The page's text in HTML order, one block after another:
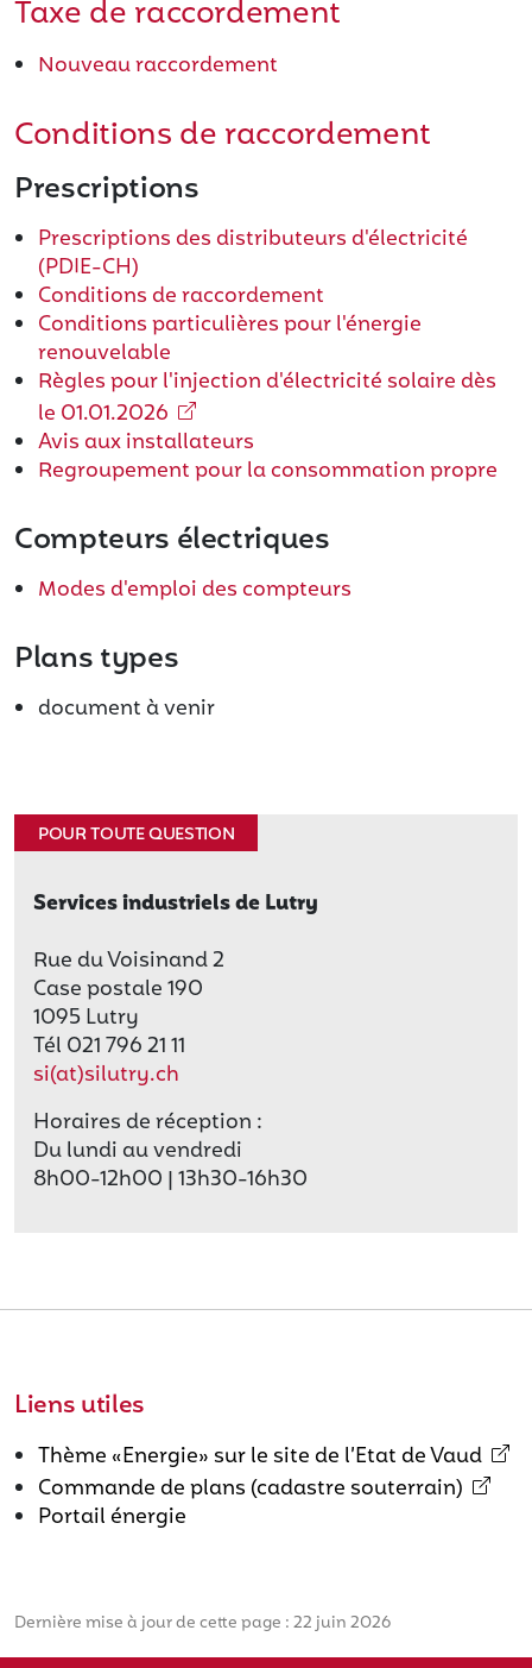
Taxe de raccordement
Nouveau raccordement
Conditions de raccordement
Prescriptions
Prescriptions des distributeurs d'électricité
(PDIE-CH)
Conditions de raccordement
Conditions particulières pour l'énergie
renouvelable
Règles pour l'injection d'électricité solaire dès
le 01.01.2026
Avis aux installateurs
Regroupement pour la consommation propre
Compteurs électriques
Modes d'emploi des compteurs
Plans types
document à venir
POUR TOUTE QUESTION
Services industriels de Lutry
Rue du Voisinand 2
Case postale 190
1095 Lutry
Tél 021 796 21 11
si(at)silutry.ch
Horaires de réception :
Du lundi au vendredi
8h00-12h00 | 13h30-16h30
Liens utiles
Thème «Energie» sur le site de l’Etat de Vaud
Commande de plans (cadastre souterrain)
Portail énergie
Dernière mise à jour de cette page : 22 juin 2026